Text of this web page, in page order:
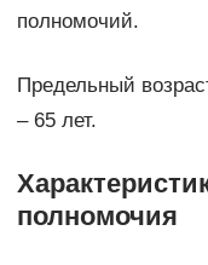
полномочий.
Предельный
– 65 лет.
полномочия